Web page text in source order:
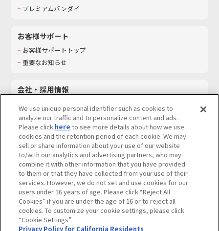
プレミアムバンダイ
お客様サポート
お客様サポートトップ
重要なお知らせ
会社・採用情報
採用情報
サステナビリティ
お問い合わせ
ウェブサイトご利用条件 ソーシャルメディアポリシー
個人情報及び特定個人情報等の取り扱いに関する保護方針
Do Not Sell or Share My Personal Information著作権・商標について
カスタマーハラスメントに対する基本的な対応方針
We use unique personal identifier such as cookies to
analyze our traffic and to personalize content and ads.
Please click here to see more details about how we use
cookies and the retention period of each cookie. We may
sell or share information about your use of our website
to/with our analytics and advertising partners, who may
combine it with other information that you have provided
to them or that they have collected from your use of their
services. However, we do not set and use cookies for our
users under 16 years of age. Please click “Reject All
Cookies” if you are under the age of 16 or to reject all
cookies. To customize your cookie settings, please click
“Cookie Settings”.
Privacy Policy for California Residents